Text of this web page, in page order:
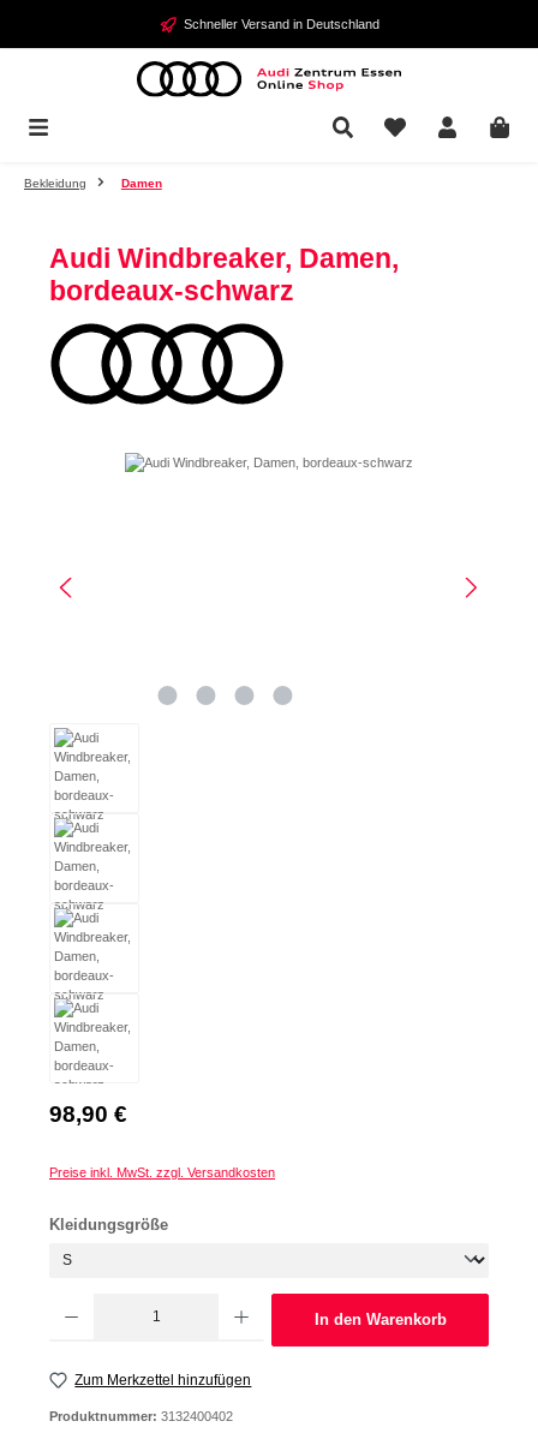
Zum Hauptinhalt springen Schneller Versand in Deutschland
Bekleidung Damen
Audi Windbreaker, Damen,
bordeaux-schwarz
Bildergalerie überspringen
Regulärer Preis:
98,90 €
Preise inkl. MwSt. zzgl. Versandkosten
Kleidungsgrößeauswählen
In den Warenkorb
Zum Merkzettel hinzufügen
Produktnummer: 3132400402